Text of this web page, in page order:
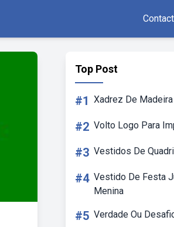
Contact
Top Post
#1 Xadrez De
#2 Volto Logo Para
#3 Vestidos De
#4 Vestido De Festa
Menina
#5 Verdade Ou